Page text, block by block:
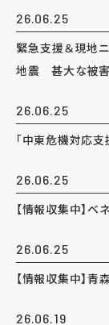
26.06.25
緊急支援＆現地
地震 甚大な被
26.06.25
「中東危機対応支
26.06.25
【情報収集中】
26.06.25
【情報収集中】
26.06.19